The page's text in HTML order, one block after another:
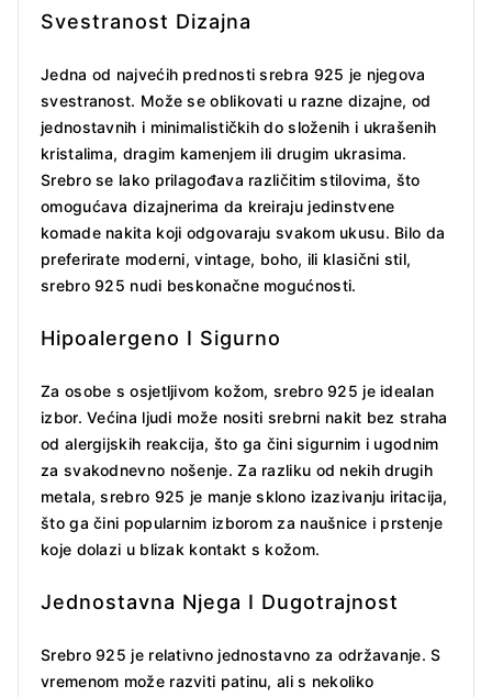
Svestranost Dizajna
Jedna od najvećih prednosti srebra 925 je njegova
svestranost. Može se oblikovati u razne dizajne, od
jednostavnih i minimalističkih do složenih i ukrašenih
kristalima, dragim kamenjem ili drugim ukrasima.
Srebro se lako prilagođava različitim stilovima, što
omogućava dizajnerima da kreiraju jedinstvene
komade nakita koji odgovaraju svakom ukusu. Bilo da
preferirate moderni, vintage, boho, ili klasični stil,
srebro 925 nudi beskonačne mogućnosti.
Hipoalergeno I Sigurno
Za osobe s osjetljivom kožom, srebro 925 je idealan
izbor. Većina ljudi može nositi srebrni nakit bez straha
od alergijskih reakcija, što ga čini sigurnim i ugodnim
za svakodnevno nošenje. Za razliku od nekih drugih
metala, srebro 925 je manje sklono izazivanju iritacija,
što ga čini popularnim izborom za naušnice i prstenje
koje dolazi u blizak kontakt s kožom.
Jednostavna Njega I Dugotrajnost
Srebro 925 je relativno jednostavno za održavanje. S
vremenom može razviti patinu, ali s nekoliko